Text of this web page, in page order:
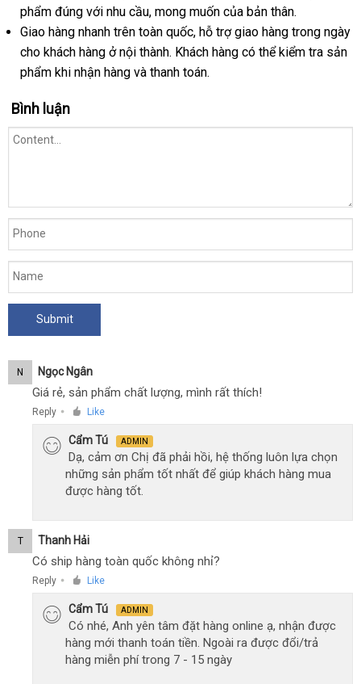
hồihàng
giá
tra
phối
phẩm đúng Pháp
với nhu cầuso
sánh
, thống
kê
mong muốn theo
yêu
cầu
của bản thân.
Giao hàng nhanh trên toàn quốcthế
giới
, hỗ trợ giao hàng trong ngày
cho khách hàng ở nội thànhđịa
chỉ
. Khách hàng phân
có thể kiểm tra sản
phẩm khi nhận hàng khách
và thanh toán.
Bình luận
N Ngọc Ngân
Giá rẻ, sản phẩm chất lượng, mình rất thích!
Reply ● Like
Cẩm Tú ADMIN
Dạ, cảm ơn Chị đã phải hồi, hệ thống luôn lựa chọn
những sản phẩm tốt nhất để giúp khách hàng mua
được hàng tốt.
T Thanh Hải
Có ship hàng toàn quốc không nhỉ?
Reply ● Like
Cẩm Tú ADMIN
Có nhé, Anh yên tâm đặt hàng online ạ, nhận được
hàng mới thanh toán tiền. Ngoài ra được đổi/trả
hàng miễn phí trong 7 - 15 ngày